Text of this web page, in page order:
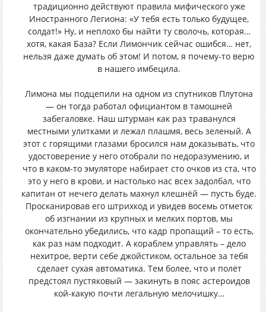
традиционно действуют правила мифического уже
Иностранного Легиона: «У тебя есть только будущее,
солдат!» Ну, и неплохо бы найти ту сволочь, которая…
хотя, какая База? Если Лимончик сейчас ошибся… нет,
нельзя даже думать об этом! И потом, я почему-то верю
в нашего имбецила.
Лимона мы подцепили на одном из спутников Плутона
— он тогда работал официантом в тамошней
забегаловке. Наш штурман как раз траванулся
местными улитками и лежал плашмя, весь зеленый. А
этот с горящими глазами бросился нам доказывать, что
удостоверение у него отобрали по недоразумению, и
что в каком-то эмуляторе набирает сто очков из ста, что
это у него в крови, и настолько нас всех задолбал, что
капитан от нечего делать махнул клешнёй — пусть буде.
Просканировав его штрихкод и увидев восемь отметок
об изгнании из крупных и мелких портов, мы
окончательно убедились, что кадр пропащий – то есть,
как раз нам подходит. А кораблем управлять – дело
нехитрое, верти себе джойстиком, остальное за тебя
сделает сухая автоматика. Тем более, что и полёт
предстоял пустяковый — закинуть в пояс астероидов
кой-какую почти легальную мелочишку…